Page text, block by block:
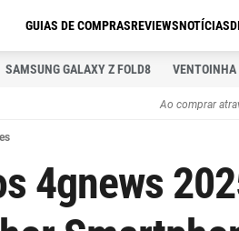
GUIAS DE COMPRASREVIEWSNOTÍCIAS
SAMSUNG GALAXY Z FOLD8
Ao comprar
4gnews